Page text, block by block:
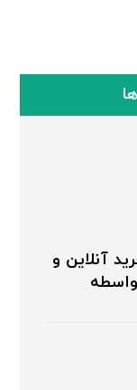
آنلاین و